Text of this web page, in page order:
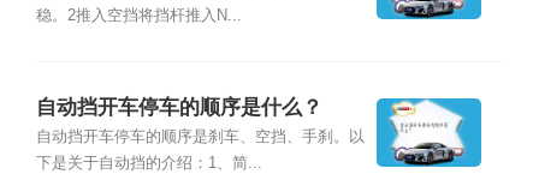
稳。2推入空挡将挡杆推入N...
自动挡开车停车的顺序是什么？
自动挡开车停车的顺序是刹车、空挡、手刹。以
下是关于自动挡的介绍：1、简...